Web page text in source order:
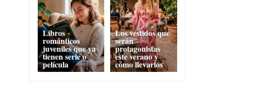
Libros
románticos
juveniles que ya
tienen serie o
película
Los vestidos que
serán
protagonistas
este verano y
cómo llevarlos